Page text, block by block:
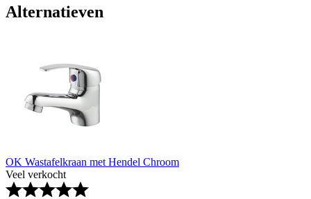
Alternatieven
OK Wastafelkraan met Hendel Chroom
Veel verkocht